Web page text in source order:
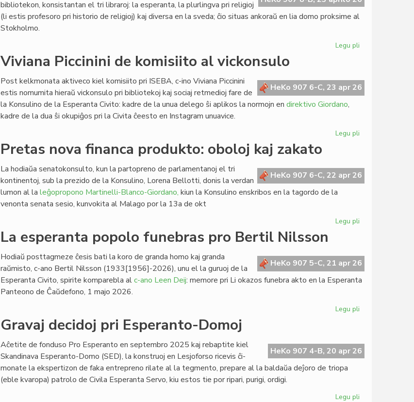
bibliotekon, konsistantan el tri libraroj: la esperanta, la plurlingva pri religioj
(li estis profesoro pri historio de religioj) kaj diversa en la sveda; ĉio situas ankoraŭ en lia domo proksime al
Stokholmo.
Legu pli
la
biblioteko
Viviana Piccinini de komisiito al vickonsulo
HeKo 907 6-C, 23 apr 26
Post kelkmonata aktiveco kiel komisiito pri ISEBA, c-ino Viviana Piccinini
estis nomumita hieraŭ vickonsulo pri bibliotekoj kaj sociaj retmedioj fare de
la Konsulino de la Esperanta Civito: kadre de la unua delego ŝi aplikos la normojn en direktivo Giordano,
kadre de la dua ŝi okupiĝos pri la Civita ĉeesto en Instagram unuavice.
Legu pli
komisiito
al
Pretas nova financa produkto: oboloj kaj zakato
HeKo 907 6-C, 22 apr 26
La hodiaŭa senatokonsulto, kun la partopreno de parlamentanoj el tri
kontinentoj, sub la prezido de la Konsulino, Lorena Bellotti, donis la verdan
lumon al la leĝopropono Martinelli-Blanco-Giordano, kiun la Konsulino enskribos en la tagordo de la
venonta senata sesio, kunvokita al Malago por la 13a de okt
Legu pli
produkto:
oboloj
kaj
La esperanta popolo funebras pro Bertil Nilsson
HeKo 907 5-C, 21 apr 26
Hodiaŭ posttagmeze ĉesis bati la koro de granda homo kaj granda
raŭmisto, c-ano Bertil Nilsson (1933[1956]-2026), unu el la guruoj de la
Esperanta Civito, spirite komparebla alc-ano Leen Deij: memore pri Li okazos funebra akto en la Esperanta
Panteono de Ĉaŭdefono, 1 majo 2026.
Legu pli
funebras
pro
Gravaj decidoj pri Esperanto-Domoj
HeKo 907 4-B, 20 apr 26
Aĉetite de fonduso Pro Esperanto en septembro 2025 kaj rebaptite kiel
Skandinava Esperanto-Domo (SED), la konstruoj en Lesjoforso ricevis ĉi-
monate la ekspertizon de faka entrepreno rilate al la tegmento, prepare al la baldaŭa deĵoro de triopa
(eble kvaropa) patrolo de Civila Esperanta Servo, kiu estos tie por ripari, purigi, ordigi.
Legu pli